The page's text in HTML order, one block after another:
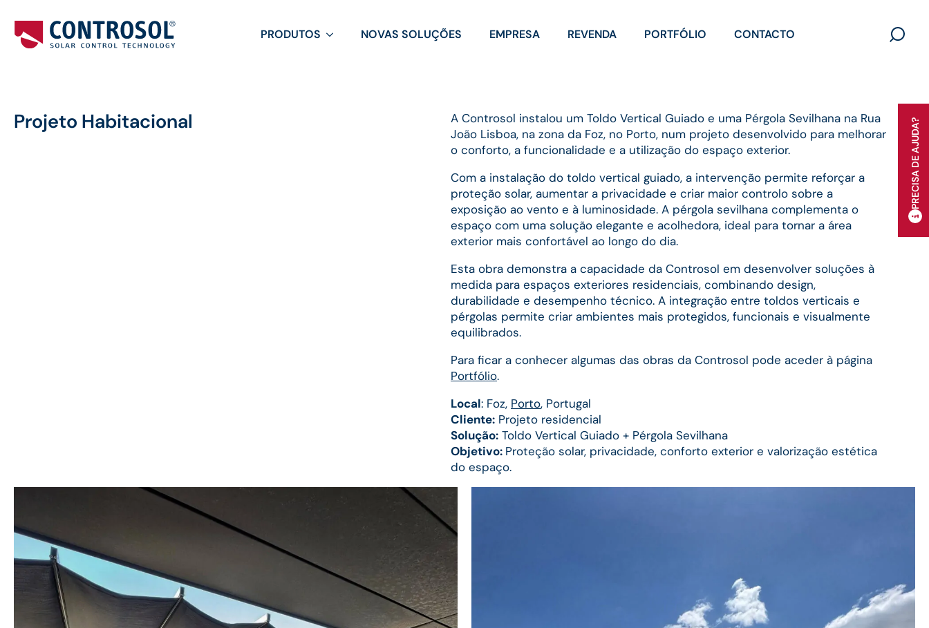
PRODUTOS NOVAS SOLUÇÕES EMPRESA REVENDA PORTFÓLIO CONTACTO
PRECISA DE AJUDA?
Projeto Habitacional
A Controsol instalou um Toldo Vertical Guiado e uma Pérgola Sevilhana na Rua
João Lisboa, na zona da Foz, no Porto, num projeto desenvolvido para melhorar
o conforto, a funcionalidade e a utilização do espaço exterior.
Com a instalação do toldo vertical guiado, a intervenção permite reforçar a
proteção solar, aumentar a privacidade e criar maior controlo sobre a
exposição ao vento e à luminosidade. A pérgola sevilhana complementa o
espaço com uma solução elegante e acolhedora, ideal para tornar a área
exterior mais confortável ao longo do dia.
Esta obra demonstra a capacidade da Controsol em desenvolver soluções à
medida para espaços exteriores residenciais, combinando design,
durabilidade e desempenho técnico. A integração entre toldos verticais e
pérgolas permite criar ambientes mais protegidos, funcionais e visualmente
equilibrados.
Para ficar a conhecer algumas das obras da Controsol pode aceder à página
Portfólio.
Local: Foz, Porto, Portugal
Cliente: Projeto residencial
Solução: Toldo Vertical Guiado + Pérgola Sevilhana
Objetivo: Proteção solar, privacidade, conforto exterior e valorização estética
do espaço.